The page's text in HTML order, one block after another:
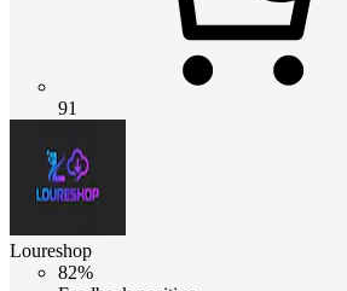
91
Loureshop
82%